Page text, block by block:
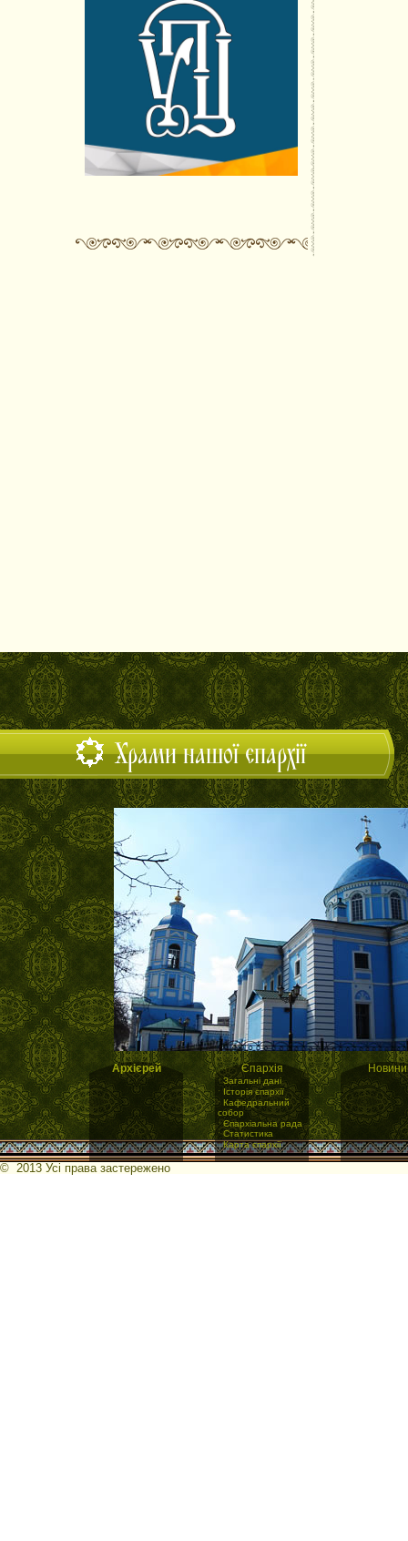
Храми нашої єпархії
Архієрей Єпархія
·Загальні дані
·Історія єпархії
·Кафедральний
собор
·Єпархіальна рада
·Статистика
·Карта єпархії
Новини
© 2013 Усі права застережено